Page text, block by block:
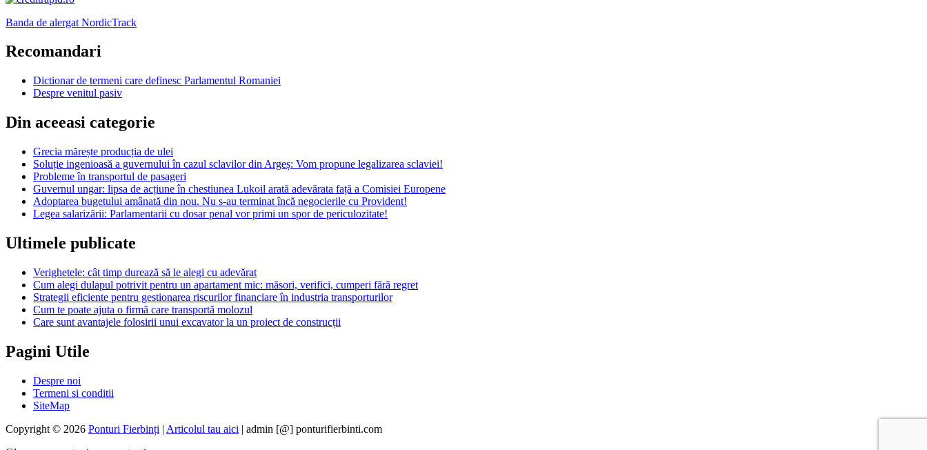
Banda de alergat NordicTrack
Recomandari
Dictionar de termeni care definesc Parlamentul Romaniei
Despre venitul pasiv
Din aceeasi categorie
Grecia mărește producția de ulei
Soluție ingenioasă a guvernului în cazul sclavilor din Argeș: Vom propune legalizarea sclaviei!
Probleme în transportul de pasageri
Guvernul ungar: lipsa de acțiune în chestiunea Lukoil arată adevărata față a Comisiei Europene
Adoptarea bugetului amânată din nou. Nu s-au terminat încă negocierile cu Provident!
Legea salarizării: Parlamentarii cu dosar penal vor primi un spor de periculozitate!
Ultimele publicate
Verighetele: cât timp durează să le alegi cu adevărat
Cum alegi dulapul potrivit pentru un apartament mic: măsori, verifici, cumperi fără regret
Strategii eficiente pentru gestionarea riscurilor financiare în industria transporturilor
Cum te poate ajuta o firmă care transportă molozul
Care sunt avantajele folosirii unui excavator la un proiect de construcții
Pagini Utile
Despre noi
Termeni si conditii
SiteMap
Copyright © 2026 Ponturi Fierbinți | Articolul tau aici | admin [@] ponturifierbinti.com